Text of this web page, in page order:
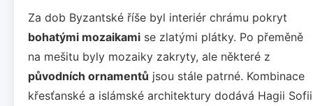
Za dob Byzantské říše byl interiér chrámu pokryt
bohatými mozaikami se zlatými plátky. Po přeměně
na mešitu byly mozaiky zakryty, ale některé z
původních ornamentů jsou stále patrné. Kombinace
křesťanské a islámské architektury dodává Hagii Sofii